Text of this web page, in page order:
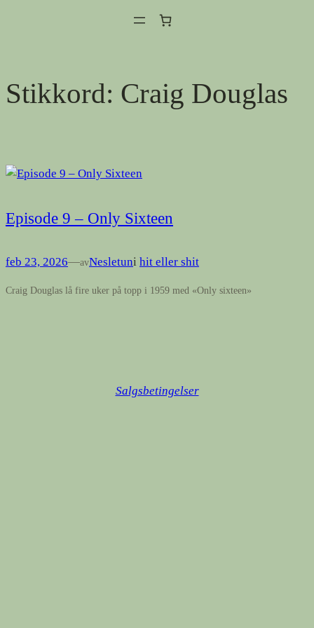
Stikkord: Craig Douglas
Episode 9 – Only Sixteen
feb 23, 2026—avNesletuni hit eller shit
Craig Douglas lå fire uker på topp i 1959 med «Only sixteen»
Salgsbetingelser